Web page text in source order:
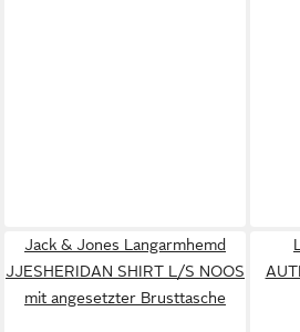
Jack & Jones Langarmhemd
JJESHERIDAN SHIRT L/S NOOS
mit angesetzter Brusttasche